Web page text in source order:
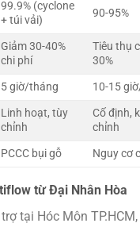
99.9% (cyclone
+ túi vải)
90-95%
Giảm 30-40%
chi phí
Tiêu thụ
30%
5 giờ/tháng 10-15
Linh hoạt, tùy
chỉnh
Cố định,
chỉnh
PCCC bụi gỗ Nguy cơ
từ Đại Nhân Hòa
tại Hóc Môn